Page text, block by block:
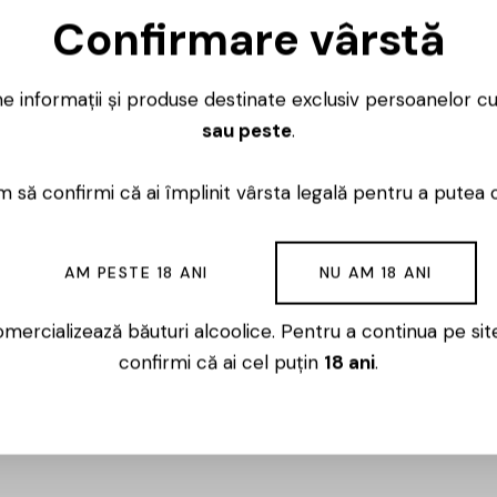
de Curbur?, localitatea ?ife?ti se g?se?te ?n
solului baticalcaric lutoargilos dezvoltat pe
anual? de 10,2?
din ?ar?. Sc?ldat ?n apele Putnei la vest si de
unele dintre cele mai bune vinuri albe ?i spumante din
Confirmare vârstă
informații și produse destinate exclusiv persoanelor
sau peste.
să confirmi că ai împlinit vârsta legală pentru a putea
AM PESTE 18 ANI NU AM 18 ANI
băuturi alcoolice. Pentru a continua pe
confirmi că ai cel puțin 18 ani.